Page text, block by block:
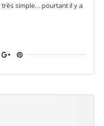
simple… pourtant il y a